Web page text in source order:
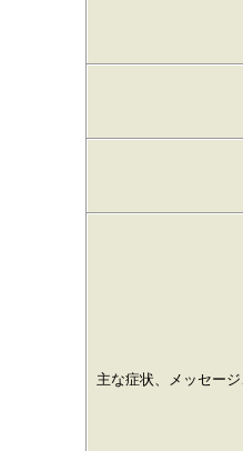
主な症状、メッセー